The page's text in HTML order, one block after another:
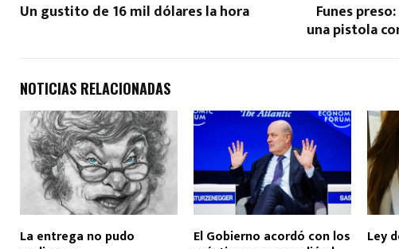
Un gustito de 16 mil dólares la hora Funes
una pistola
NOTICIAS RELACIONADAS
La entrega no pudo El Gobierno acordó con los Ley